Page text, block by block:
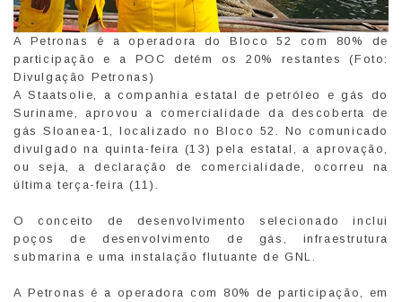
A Petronas é a operadora do Bloco 52 com 80% de
participação e a POC detém os 20% restantes (Foto:
Divulgação Petronas)
A Staatsolie, a companhia estatal de petróleo e gás do
Suriname, aprovou a comercialidade da descoberta de
gás Sloanea-1, localizado no Bloco 52. No comunicado
divulgado na quinta-feira (13) pela estatal, a aprovação,
ou seja, a declaração de comercialidade, ocorreu na
última terça-feira (11).
O conceito de desenvolvimento selecionado inclui
poços de desenvolvimento de gás, infraestrutura
submarina e uma instalação flutuante de GNL.
A Petronas é a operadora com 80% de participação, em